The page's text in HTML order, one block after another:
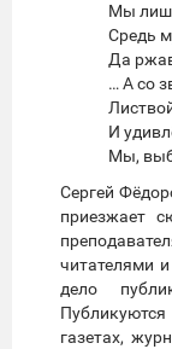
Мы
Средь
Да
… А со
И
Мы,
Сергей
приезжает
читателями
дело
газетах,